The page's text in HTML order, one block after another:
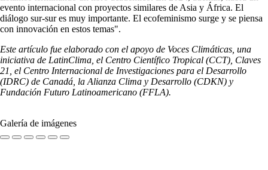
evento internacional con proyectos similares de Asia y África. El
diálogo sur-sur es muy importante. El ecofeminismo surge y se piensa
con innovación en estos temas".
Este artículo fue elaborado con el apoyo de Voces Climáticas, una
iniciativa de LatinClima, el Centro Científico Tropical (CCT), Claves
21, el Centro Internacional de Investigaciones para el Desarrollo
(IDRC) de Canadá, la Alianza Clima y Desarrollo (CDKN) y
Fundación Futuro Latinoamericano (FFLA).
Galería de imágenes